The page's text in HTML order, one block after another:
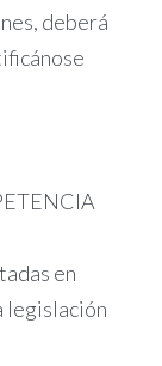
deberá
en
legislación